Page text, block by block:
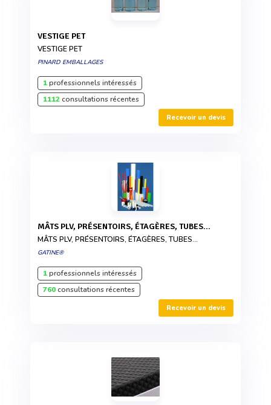
VESTIGE PET
VESTIGE PET
PINARD EMBALLAGES
1professionnels intéressés
1112consultations récentes
Recevoir un devis
MÂTS PLV, PRÉSENTOIRS, ÉTAGÈRES, TUBES...
MÂTS PLV, PRÉSENTOIRS, ÉTAGÈRES, TUBES...
GATINE®
1professionnels intéressés
760consultations récentes
Recevoir un devis